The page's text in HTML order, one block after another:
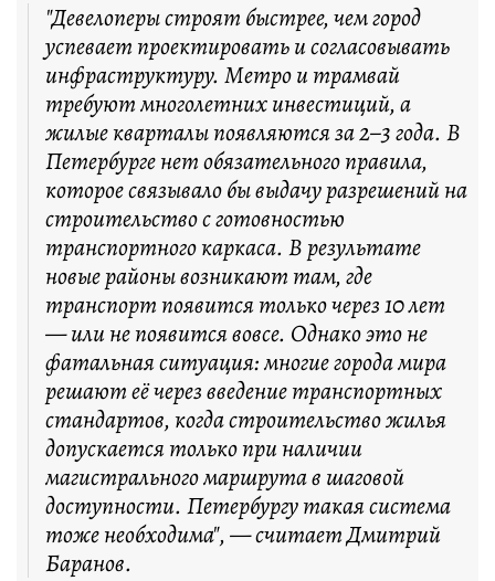
"Девелоперы строят быстрее, чем город
успевает проектировать и согласовывать
инфраструктуру. Метро и трамвай
требуют многолетних инвестиций, а
жилые кварталы появляются за 2–3 года. В
Петербурге нет обязательного правила,
которое связывало бы выдачу разрешений на
строительство с готовностью
транспортного каркаса. В результате
новые районы возникают там, где
транспорт появится только через 10 лет
— или не появится вовсе. Однако это не
фатальная ситуация: многие города мира
решают её через введение транспортных
стандартов, когда строительство жилья
допускается только при наличии
магистрального маршрута в шаговой
доступности. Петербургу такая система
тоже необходима", — считает Дмитрий
Баранов.